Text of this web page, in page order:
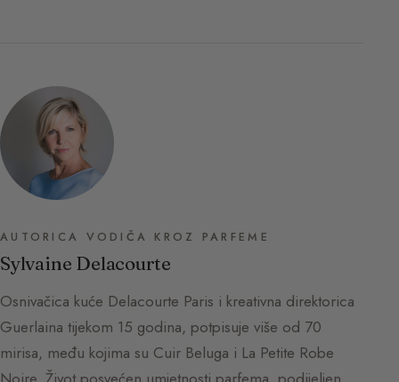
AUTORICA VODIČA KROZ PARFEME
Sylvaine Delacourte
Osnivačica kuće Delacourte Paris i kreativna direktorica
Guerlaina tijekom 15 godina, potpisuje više od 70
mirisa, među kojima su Cuir Beluga i La Petite Robe